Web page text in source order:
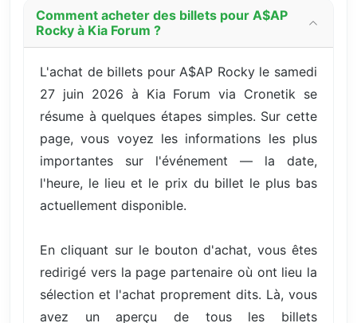
Comment acheter des billets pour A$AP
Rocky à Kia Forum ?
L'achat de billets pour A$AP Rocky le samedi
27 juin 2026 à Kia Forum via Cronetik se
résume à quelques étapes simples. Sur cette
page, vous voyez les informations les plus
importantes sur l'événement — la date,
l'heure, le lieu et le prix du billet le plus bas
actuellement disponible.
En cliquant sur le bouton d'achat, vous êtes
redirigé vers la page partenaire où ont lieu la
sélection et l'achat proprement dits. Là, vous
avez un aperçu de tous les billets